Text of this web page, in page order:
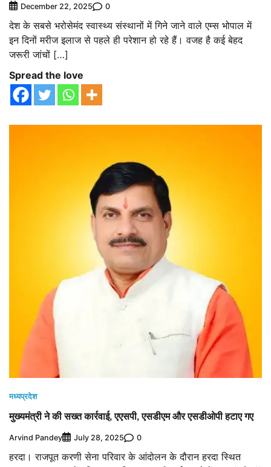
December 22, 2025 0
देश के सबसे भरोसेमंद स्वास्थ्य संस्थानों में गिने जाने वाले एम्स भोपाल में
इन दिनों मरीज इलाज से पहले ही परेशान हो रहे हैं। वजह है कई बेहद
जरूरी जांचों […]
Spread the love
मध्यप्रदेश
मुख्यमंत्री ने की सख्त कार्रवाई, एएसपी, एसडीएम और एसडीओपी हटाए गए
Arvind Pandey July 28, 2025 0
हरदा। राजपूत करणी सेना परिवार के आंदोलन के दौरान हरदा स्थित